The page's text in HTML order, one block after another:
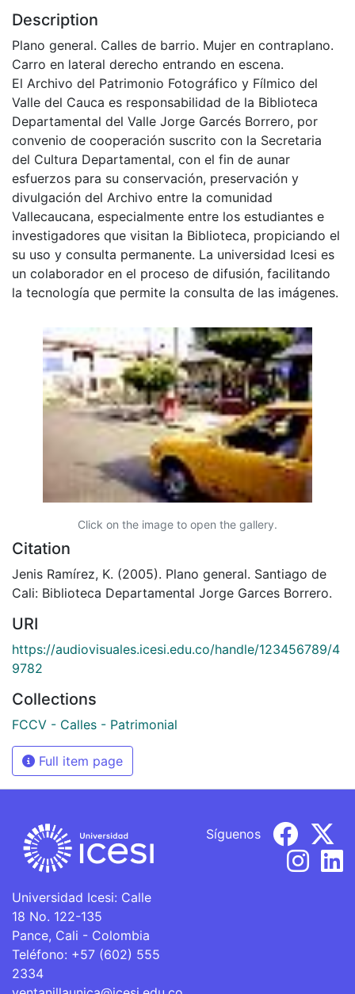
Description
Plano general. Calles de barrio. Mujer en contraplano.
Carro en lateral derecho entrando en escena.
El Archivo del Patrimonio Fotográfico y Fílmico del
Valle del Cauca es responsabilidad de la Biblioteca
Departamental del Valle Jorge Garcés Borrero, por
convenio de cooperación suscrito con la Secretaria
del Cultura Departamental, con el fin de aunar
esfuerzos para su conservación, preservación y
divulgación del Archivo entre la comunidad
Vallecaucana, especialmente entre los estudiantes e
investigadores que visitan la Biblioteca, propiciando el
su uso y consulta permanente. La universidad Icesi es
un colaborador en el proceso de difusión, facilitando
la tecnología que permite la consulta de las imágenes.
Click on the image to open the gallery.
Citation
Jenis Ramírez, K. (2005). Plano general. Santiago de
Cali: Biblioteca Departamental Jorge Garces Borrero.
URI
https://audiovisuales.icesi.edu.co/handle/123456789/4
9782
Collections
FCCV - Calles - Patrimonial
Full item page
Universidad Icesi: Calle
18 No. 122-135
Pance, Cali - Colombia
Teléfono: +57 (602) 555
2334
Síguenos